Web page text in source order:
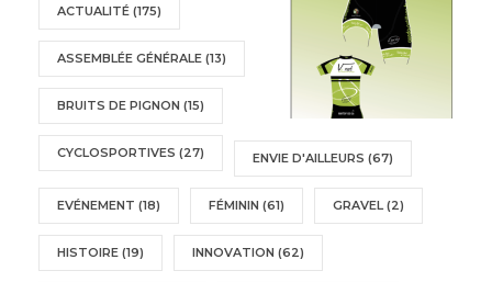
ACTUALITÉ (175)
ASSEMBLÉE GÉNÉRALE (13)
BRUITS DE PIGNON (15)
CYCLOSPORTIVES (27) ENVIE D'AILLEURS (67)
EVÉNEMENT (18) FÉMININ (61) GRAVEL (2)
HISTOIRE (19) INNOVATION (62)